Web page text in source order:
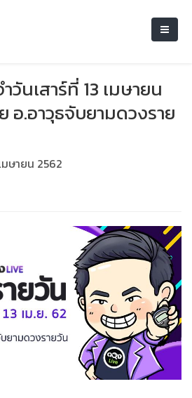
วันเสาร์ที่ 13 เมษายน
อ.อาวุธจับยามดวงราย
ษายน 2562